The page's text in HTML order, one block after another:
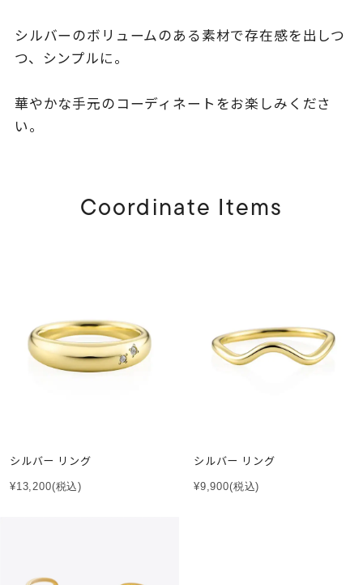
価格
シルバーのボリュームのある素材で存在感を出しつ
つ、シンプルに。
華やかな手元のコーディネートをお楽しみくださ
い。
Coordinate Items
シルバー リング
¥13,200(税込)
シルバー リング
¥9,900(税込)